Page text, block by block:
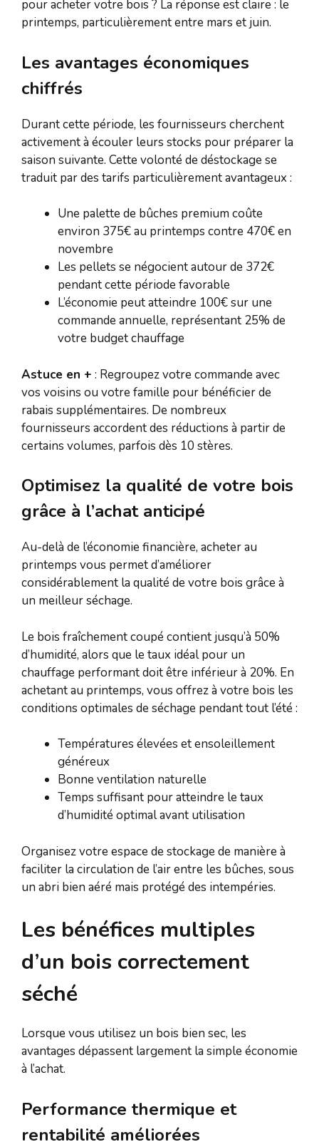
pour acheter votre bois ? La réponse est claire : le
printemps, particulièrement entre mars et juin.
Les avantages économiques
chiffrés
Durant cette période, les fournisseurs cherchent
activement à écouler leurs stocks pour préparer la
saison suivante. Cette volonté de déstockage se
traduit par des tarifs particulièrement avantageux :
Une palette de bûches premium coûte
environ 375€ au printemps contre 470€ en
novembre
Les pellets se négocient autour de 372€
pendant cette période favorable
L’économie peut atteindre 100€ sur une
commande annuelle, représentant 25% de
votre budget chauffage
Astuce en + : Regroupez votre commande avec
vos voisins ou votre famille pour bénéficier de
rabais supplémentaires. De nombreux
fournisseurs accordent des réductions à partir de
certains volumes, parfois dès 10 stères.
Optimisez la qualité de votre bois
grâce à l’achat anticipé
Au-delà de l’économie financière, acheter au
printemps vous permet d’améliorer
considérablement la qualité de votre bois grâce à
un meilleur séchage.
Le bois fraîchement coupé contient jusqu’à 50%
d’humidité, alors que le taux idéal pour un
chauffage performant doit être inférieur à 20%. En
achetant au printemps, vous offrez à votre bois les
conditions optimales de séchage pendant tout l’été :
Températures élevées et ensoleillement
généreux
Bonne ventilation naturelle
Temps suffisant pour atteindre le taux
d’humidité optimal avant utilisation
Organisez votre espace de stockage de manière à
faciliter la circulation de l’air entre les bûches, sous
un abri bien aéré mais protégé des intempéries.
Les bénéfices multiples
d’un bois correctement
séché
Lorsque vous utilisez un bois bien sec, les
avantages dépassent largement la simple économie
à l’achat.
Performance thermique et
rentabilité améliorées